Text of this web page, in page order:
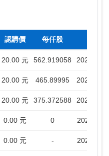
認購價 每仟股
20.00 元 562.919058 2024-10-
20.00 元 465.89995 2024-04-
20.00 元 375.372588 2023-08-
0.00 元 0 2023-08-
0.00 元 - 2023-08-